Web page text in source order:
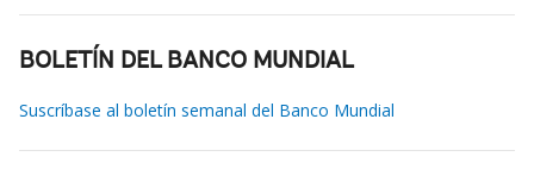
BOLETÍN DEL BANCO MUNDIAL
Suscríbase al boletín semanal del Banco Mundial